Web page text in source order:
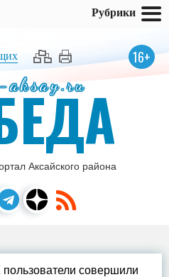
16+
aksay.ru
Аксайского района
совершили
Рубрики